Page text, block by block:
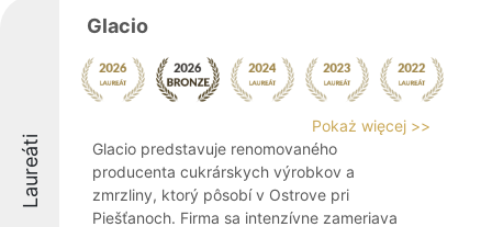
Laureáti
Glacio
Pokaż więcej >>
Glacio predstavuje renomovaného
producenta cukrárskych výrobkov a
zmrzliny, ktorý pôsobí v Ostrove pri
Piešťanoch. Firma sa intenzívne zameriava